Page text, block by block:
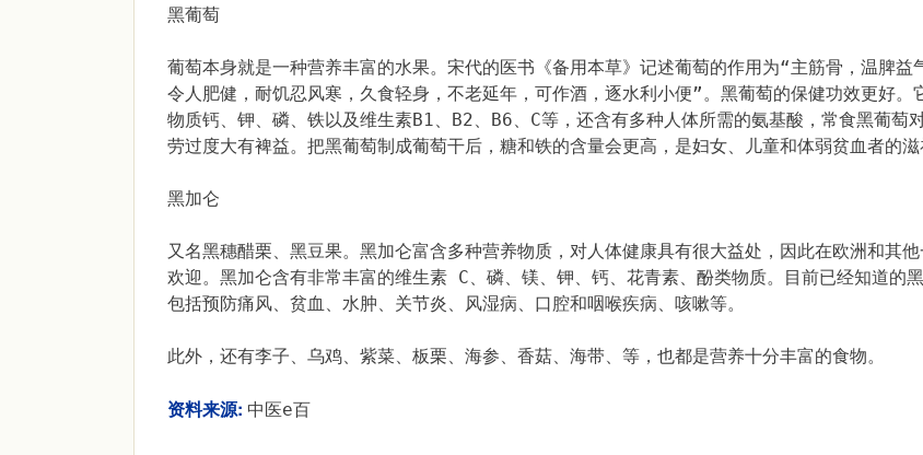
黑葡萄
葡萄本身就是一种营养丰富的水果。宋代的医书《备用本草》记述葡萄的作用为“主筋骨，温脾益
令人肥健，耐饥忍风寒，久食轻身，不老延年，可作酒，逐水利小便”。黑葡萄的保健功效更好。
物质钙、钾、磷、铁以及维生素B1、B2、B6、C等，还含有多种人体所需的氨基酸，常食黑葡萄
劳过度大有裨益。把黑葡萄制成葡萄干后，糖和铁的含量会更高，是妇女、儿童和体弱贫血者的滋
黑加仑
又名黑穗醋栗、黑豆果。黑加仑富含多种营养物质，对人体健康具有很大益处，因此在欧洲和其
欢迎。黑加仑含有非常丰富的维生素 C、磷、镁、钾、钙、花青素、酚类物质。目前已经知道的
包括预防痛风、贫血、水肿、关节炎、风湿病、口腔和咽喉疾病、咳嗽等。
此外，还有李子、乌鸡、紫菜、板栗、海参、香菇、海带、等，也都是营养十分丰富的食物。
资料来源: 中医e百